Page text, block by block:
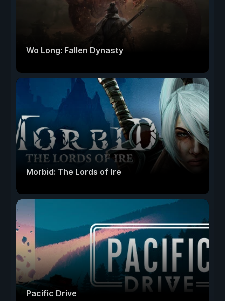
Wo Long: Fallen Dynasty
Morbid: The Lords of Ire
Pacific Drive